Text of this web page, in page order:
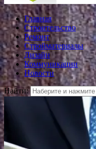
Главная
Строительство
Ремонт
Стройматериалы
Дизайн
Коммуникации
Новости
Найти: